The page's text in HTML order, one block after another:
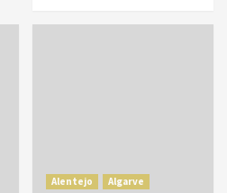
Alentejo
Algarve